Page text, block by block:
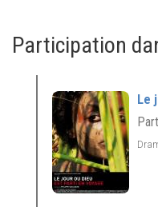
Participation
Le